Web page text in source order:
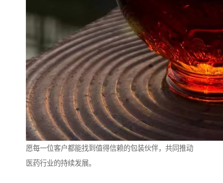
愿每一位客户都能找到值得信赖的包装伙伴，共同推动
医药行业的持续发展。